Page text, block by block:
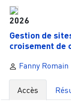
2026
Gestion de
croisement de
Fanny Romain
Accès